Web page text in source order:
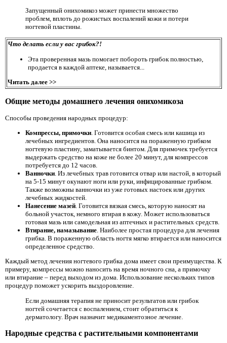
Запущенный онихомикоз может принести множество
проблем, вплоть до рожистых воспалений кожи и потери
ногтевой пластины.
Что делать если у вас грибок?!
Эта проверенная мазь помогает побороть грибок полностью,
продается в каждой аптеке, называется...
Читать далее >>
Общие методы домашнего лечения онихомикоза
Способы проведения народных процедур:
Компрессы, примочки . Готовится особая смесь или кашица из
лечебных ингредиентов. Она наносится на пораженную грибком
ногтевую пластину, заматывается бинтом. Для примочек требуется
выдержать средство на коже не более 20 минут, для компрессов
потребуется до 12 часов.
Ванночки . Из лечебных трав готовится отвар или настой, в который
на 5-15 минут окунают ноги или руки, инфицированные грибком.
Также возможны ванночки из уже готовых настоек или других
лечебных жидкостей.
Нанесение мазей . Готовится вязкая смесь, которую наносят на
больной участок, немного втирая в кожу. Может использоваться
готовая мазь или самодельная из аптечных и растительных средств.
Втирание, намазывание . Наиболее простая процедура для лечения
грибка. В пораженную область ногтя мягко втирается или наносится
определенное средство.
Каждый метод лечения ногтевого грибка дома имеет свои преимущества. К
примеру, компрессы можно наносить на время ночного сна, а примочку
или втирание – перед выходом из дома. Использование нескольких типов
процедур поможет ускорить выздоровление.
Если домашняя терапия не приносит результатов или грибок
ногтей сочетается с воспалением, стоит обратиться к
дерматологу. Врач назначит медикаментозное лечение.
Народные средства с растительными компонентами